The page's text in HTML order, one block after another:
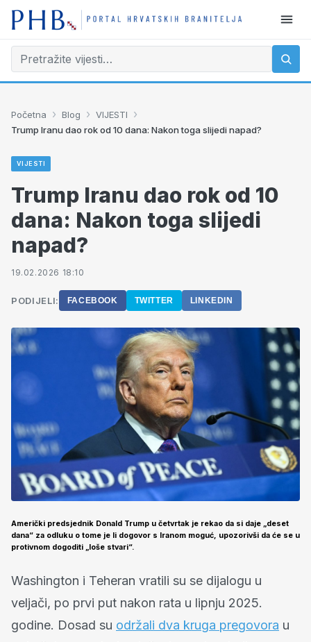
Početna › Blog › VIJESTI ›
Trump Iranu dao rok od 10 dana: Nakon toga slijedi napad?
VIJESTI
Trump Iranu dao rok od 10
dana: Nakon toga slijedi
napad?
19.02.2026 18:10
PODIJELI: FACEBOOK TWITTER LINKEDIN
Američki predsjednik Donald Trump u četvrtak je rekao da si daje „deset
dana“ za odluku o tome je li dogovor s Iranom moguć, upozorivši da će se u
protivnom dogoditi „loše stvari“.
Washington i Teheran vratili su se dijalogu u
veljači, po prvi put nakon rata u lipnju 2025.
godine. Dosad su održali dva kruga pregovora u